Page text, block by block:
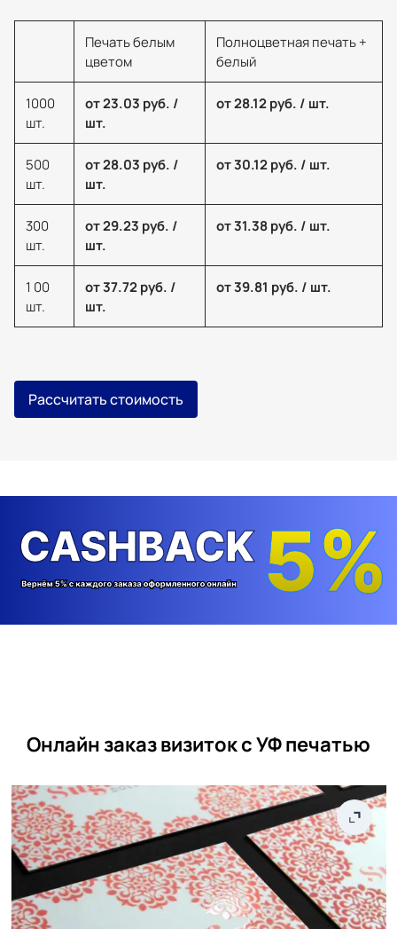
Печать белым
цветом
Полноцветная печать +
белый
1000
шт.
от 23.03 руб. /
шт.
от 28.12 руб. / шт.
500
шт.
от 28.03 руб. /
шт.
от 30.12 руб. / шт.
300
шт.
от 29.23 руб. /
шт.
от 31.38 руб. / шт.
1 00
шт.
от 37.72 руб. /
шт.
от 39.81 руб. / шт.
Рассчитать стоимость
Онлайн заказ визиток с УФ печатью